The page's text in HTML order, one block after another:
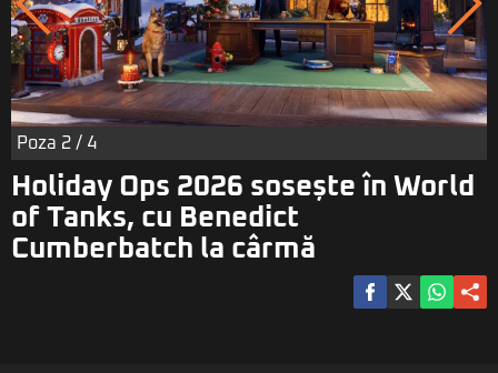
Poza 2 / 4
Holiday Ops 2026 sosește în World
of Tanks, cu Benedict
Cumberbatch la cârmă